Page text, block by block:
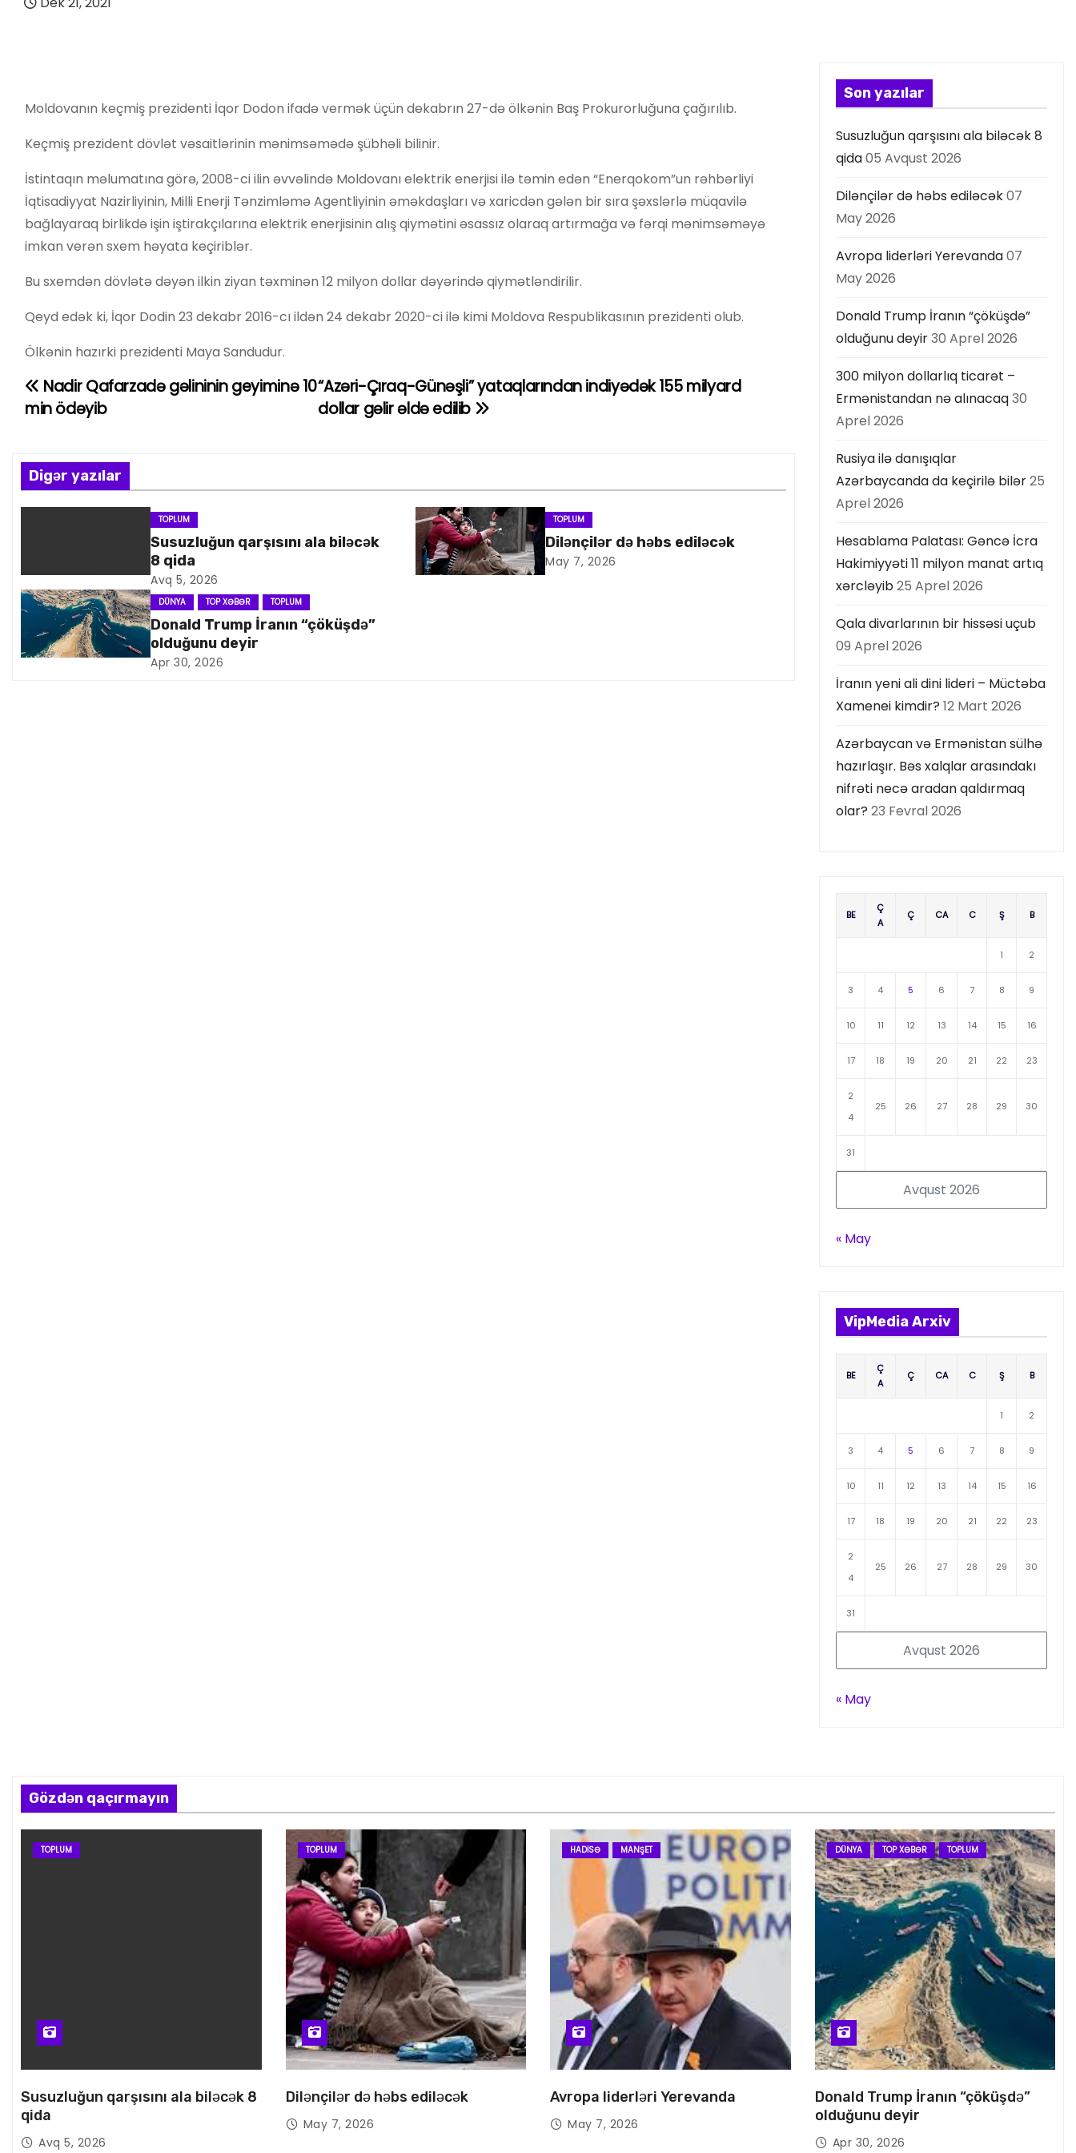
Moldovanın keçmiş prezidenti İqor Dodon ifadə vermək üçün dekabrın 27-də ölkənin Baş Prokurorluğuna çağırılıb.
Keçmiş prezident dövlət vəsaitlərinin mənimsəmədə şübhəli bilinir.
İstintaqın məlumatına görə, 2008-ci ilin əvvəlində Moldovanı elektrik enerjisi ilə təmin edən “Enerqokom”un rəhbərliyi
İqtisadiyyat Nazirliyinin, Milli Enerji Tənzimləmə Agentliyinin əməkdaşları və xaricdən gələn bir sıra şəxslərlə müqavilə
bağlayaraq birlikdə işin iştirakçılarına elektrik enerjisinin alış qiymətini əsassız olaraq artırmağa və fərqi mənimsəməyə
imkan verən sxem həyata keçiriblər.
Bu sxemdən dövlətə dəyən ilkin ziyan təxminən 12 milyon dollar dəyərində qiymətləndirilir.
Qeyd edək ki, İqor Dodin 23 dekabr 2016-cı ildən 24 dekabr 2020-ci ilə kimi Moldova Respublikasının prezidenti olub.
Ölkənin hazırki prezidenti Maya Sandudur.
Y
z
ı
v
q
“Azəri-Çıraq-Günəşli” yataqlarından indiyədək 155 milyard
dollar gəlir əldə edilib
Nadir Qafarzadə gəlininin geyiminə 10
min ödəyib
Digər yazılar
TOPLUM
Susuzluğun qarşısını ala biləcək
8 qida
Avq 5, 2026
TOPLUM
Dilənçilər də həbs ediləcək
May 7, 2026
DÜNYA TOP XƏBƏR TOPLUM
Donald Trump İranın “çöküşdə”
olduğunu deyir
Apr 30, 2026
Son yazılar
Susuzluğun qarşısını ala biləcək 8
qida05 Avqust 2026
Dilənçilər də həbs ediləcək07
May 2026
Avropa liderləri Yerevanda07
May 2026
Donald Trump İranın “çöküşdə”
olduğunu deyir30 Aprel 2026
300 milyon dollarlıq ticarət –
Ermənistandan nə alınacaq30
Aprel 2026
Rusiya ilə danışıqlar
Azərbaycanda da keçirilə bilər25
Aprel 2026
Hesablama Palatası: Gəncə İcra
Hakimiyyəti 11 milyon manat artıq
xərcləyib25 Aprel 2026
Qala divarlarının bir hissəsi uçub
09 Aprel 2026
İranın yeni ali dini lideri – Müctəba
Xamenei kimdir? 12 Mart 2026
Azərbaycan və Ermənistan sülhə
hazırlaşır. Bəs xalqlar arasındakı
nifrəti necə aradan qaldırmaq
olar? 23 Fevral 2026
Avqust 2026
BE
Ç
A
Ç CA C Ş B
1 2
3 4 5 6 7 8 9
10 11 12 13 14 15 16
17 18 19 20 21 22 23
2
4
25 26 27 28 29 30
31
« May
VipMedia Arxiv
Avqust 2026
BE
Ç
A
Ç CA C Ş B
1 2
3 4 5 6 7 8 9
10 11 12 13 14 15 16
17 18 19 20 21 22 23
2
4
25 26 27 28 29 30
31
« May
Gözdən qaçırmayın
TOPLUM
Susuzluğun qarşısını ala biləcək 8
qida
Avq 5, 2026
TOPLUM
Dilənçilər də həbs ediləcək
May 7, 2026
HADISƏ MANŞET
Avropa liderləri Yerevanda
May 7, 2026
DÜNYA TOP XƏBƏR TOPLUM
Donald Trump İranın “çöküşdə”
olduğunu deyir
Apr 30, 2026